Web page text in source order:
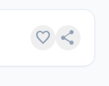
favorite share